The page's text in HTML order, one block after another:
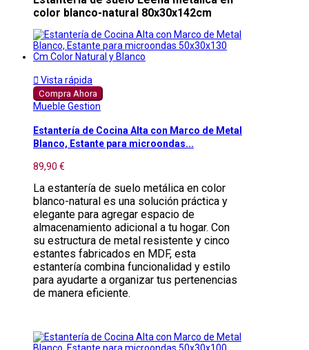
color blanco-natural 80x30x142cm
 Vista rápida
Compra Ahora
Mueble Gestion
Estantería de Cocina Alta con Marco de Metal
Blanco, Estante para microondas...
89,90 €
La estantería de suelo metálica en color
blanco-natural es una solución práctica y
elegante para agregar espacio de
almacenamiento adicional a tu hogar. Con
su estructura de metal resistente y cinco
estantes fabricados en MDF, esta
estantería combina funcionalidad y estilo
para ayudarte a organizar tus pertenencias
de manera eficiente.